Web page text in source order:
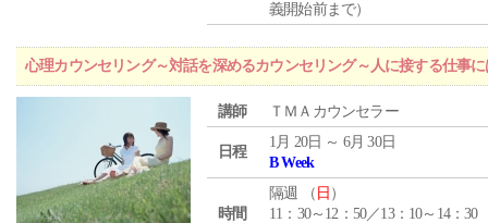
義開始前まで）
心理カウンセリング～対話を深めるカウンセリング～人に接する仕事
講師 ＴＭＡカウンセラー
日程
1月 20日 ～ 6月 30日
B Week
時間
隔週 （ 日 ）
11：30～12：50／13：10～14：30